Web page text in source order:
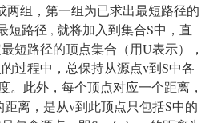
两组，第一组为已求出最短路径的
短路径 , 就将加入到集合S中，直
短路径的顶点集合（用U表示），
过程中，总保持从源点v到S中各
此外，每个顶点对应一个距离，
离，是从v到此顶点只包括S中的